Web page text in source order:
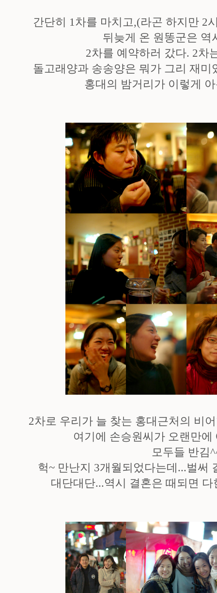
간단히 1차를 마치고,(라곤 하지만 2
뒤늦게 온 원똥군은 역
2차를 예약하러 갔다. 2차
돌고래양과 송송양은 뭐가 그리 재
홍대의 밤거리가 이렇게
2차로 우리가 늘 찾는 홍대근처의 비
여기에 손승원씨가 오랜만
모두들 반김
헉~ 만난지 3개월되었다는데...벌써
대단대단...역시 결혼은 때되면